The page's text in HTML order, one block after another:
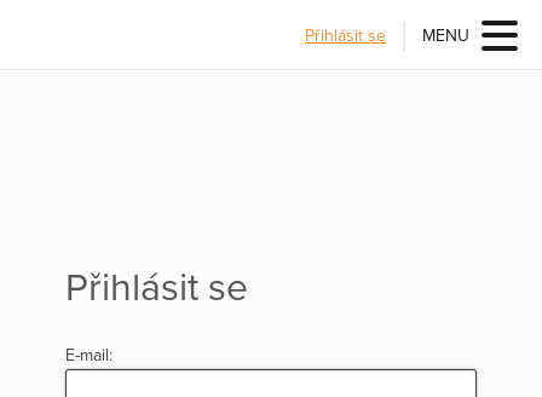
Přihlásit se MENU
Přihlásit se
E-mail: